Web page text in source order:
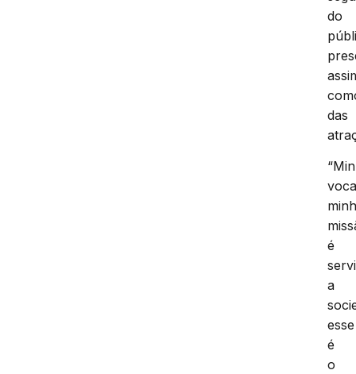
do
das
é
a
esse
é
o